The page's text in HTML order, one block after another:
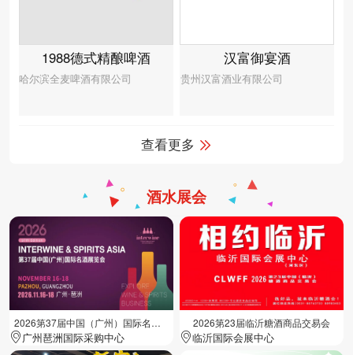
1988德式精酿啤酒
哈尔滨全麦啤酒有限公司
汉富御宴酒
贵州汉富酒业有限公司
查看更多
酒水展会
2026第37届中国（广州）国际名酒展览会
广州琶洲国际采购中心
2026第23届临沂糖酒商品交易会
临沂国际会展中心